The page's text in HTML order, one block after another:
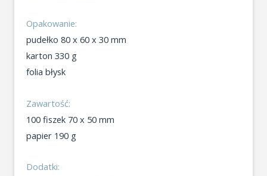
Opakowanie:
pudełko 80 x 60 x 30 mm
karton 330 g
folia błysk
Zawartość:
100 fiszek 70 x 50 mm
papier 190 g
Dodatki: